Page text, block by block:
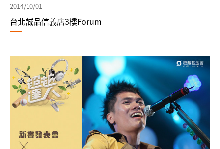
2014/10/01
台北誠品信義店3樓Forum